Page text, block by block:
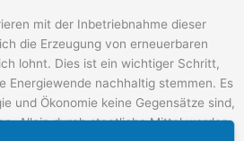
mit der Inbetriebnahme dieser
die Erzeugung von erneuerbaren
lohnt. Dies ist ein wichtiger Schritt,
Energiewende nachhaltig stemmen. Es
und Ökonomie keine Gegensätze sind,
Allein durch staatliche Mittel werden